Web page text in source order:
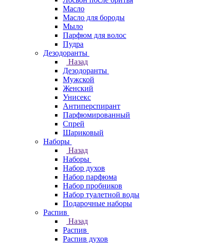
Масло
Масло для бороды
Мыло
Парфюм для волос
Пудра
Дезодоранты
Назад
Дезодоранты
Мужской
Женский
Унисекс
Антиперспирант
Парфюмированный
Спрей
Шариковый
Наборы
Назад
Наборы
Набор духов
Набор парфюма
Набор пробников
Набор туалетной воды
Подарочные наборы
Распив
Назад
Распив
Распив духов